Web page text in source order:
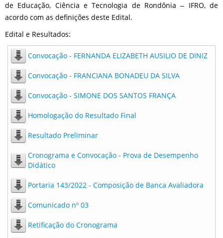
de Educação, Ciência e Tecnologia de Rondônia ‒ IFRO, de
acordo com as definições deste Edital.
Edital e Resultados:
Convocação - FERNANDA ELIZABETH AUSILIO DE DINIZ
Convocação - FRANCIANA BONADEU DA SILVA
Convocação - SIMONE DOS SANTOS FRANÇA
Homologação do Resultado Final
Resultado Preliminar
Cronograma e Convocação - Prova de Desempenho
Didático
Portaria 143/2022 - Composição de Banca Avaliadora
Comunicado nº 03
Retificação do Cronograma